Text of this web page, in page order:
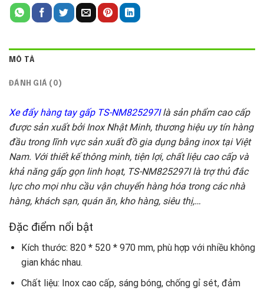
MÔ TẢ
ĐÁNH GIÁ (0)
Xe đẩy hàng tay gấp TS-NM825297Ilà sản phẩm cao cấp
được sản xuất bởi Inox Nhật Minh, thương hiệu uy tín hàng
đầu trong lĩnh vực sản xuất đồ gia dụng bằng inox tại Việt
Nam. Với thiết kế thông minh, tiện lợi, chất liệu cao cấp và
khả năng gấp gọn linh hoạt, TS-NM825297I là trợ thủ đắc
lực cho mọi nhu cầu vận chuyển hàng hóa trong các nhà
hàng, khách sạn, quán ăn, kho hàng, siêu thị,…
Đặc điểm nổi bật
Kích thước: 820 * 520 * 970 mm, phù hợp với nhiều không
gian khác nhau.
Chất liệu: Inox cao cấp, sáng bóng, chống gỉ sét, đảm